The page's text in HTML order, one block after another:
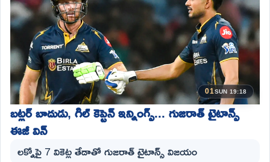
01SUN 19:18
బట్లర్ బాదుడు, గిల్ కెప్టెన్ ఇన్నింగ్స్... గుజరాత్ టైటాన్స్
ఈజీ విన్
లక్నోపై 7 వికెట్ల తేడాతో గుజరాత్ టైటాన్స్ విజయం